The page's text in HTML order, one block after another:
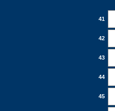
41
42
43
44
45